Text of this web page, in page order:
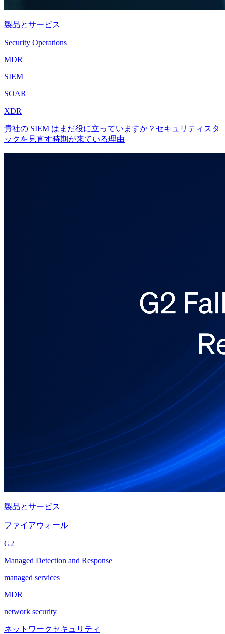
製品とサービス
Security Operations
MDR
SIEM
SOAR
XDR
貴社の SIEM はまだ役に立っていますか？セキュリティスタ
ックを見直す時期が来ている理由
製品とサービス
ファイアウォール
G2
Managed Detection and Response
managed services
MDR
network security
ネットワークセキュリティ